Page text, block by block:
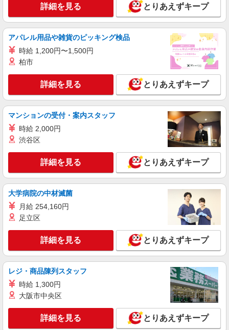
尼崎ケアセンターそよ風：RO33564
デイサービス 介護スタッフ
善手当：200円/時 ▼下記別途支給 通勤手当 年末
年始手当：380円/時 寸志あり：年2回（6月・12
兵庫県尼崎市食満7-17-1
キープ 詳細を見る
正社員
エイジフリーハウス尼崎西 看護小規模多機能
介護職／有料老人ホーム／正社員／介護福祉士
月給25万7330円〜26万3510円 ※経験・能力・
資格等による 介護福祉士 月給 25万7330円 社会福
祉士 月給 26万3510円 ※一律処遇改善加算含む ※
夜勤手当6000円/4回を含む 〇資格手当 〇職種手当
〇業務手当 〇時間外勤務手当 〇夜勤手当 〇深夜
勤務手当 〇休日勤務手当 〇年末年始勤務手当
エイジフリーハウス尼崎西 兵庫県尼崎市大島1
丁目10-1
キープ 詳細を見る
正社員
エイジフリーハウス尼崎西 看護小規模多機能
介護リーダー／有料老人ホーム／正社員
月給28万2,020円〜33万1,400円 ※一律介護職
員処遇改善加算含む ※経験・能力・前職給与を考
慮の上、決定します ※夜勤手当6,000円/4回を含む
〇資格手当 〇職種手当 〇業務手当 〇時間外勤務
手当 〇夜勤手当 〇深夜勤務手当 〇休日勤務手当
エイジフリーハウス尼崎西 兵庫県尼崎市大島1
キープ 詳細を見る
詳細を見る とりあえずキープ
アパレル用品や雑貨のピッキング検品
時給 1,200円〜1,500円
柏市
詳細を見る とりあえずキープ
マンションの受付・案内スタッフ
時給 2,000円
渋谷区
詳細を見る とりあえずキープ
大学病院の中材滅菌
月給 254,160円
足立区
詳細を見る とりあえずキープ
レジ・商品陳列スタッフ
時給 1,300円
大阪市中央区
詳細を見る とりあえずキープ